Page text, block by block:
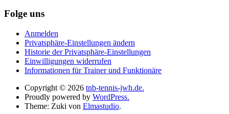
Folge uns
Anmelden
Privatsphäre-Einstellungen ändern
Historie der Privatsphäre-Einstellungen
Einwilligungen widerrufen
Informationen für Trainer und Funktionäre
Copyright © 2026 tnb-tennis-jwh.de.
Proudly powered by WordPress.
Theme: Zuki von Elmastudio.